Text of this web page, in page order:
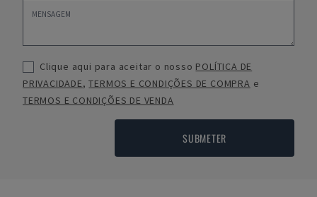
Clique aqui para aceitar o nosso POLÍTICA DE
PRIVACIDADE,TERMOS E CONDIÇÕES DE COMPRA e
TERMOS E CONDIÇÕES DE VENDA
SUBMETER